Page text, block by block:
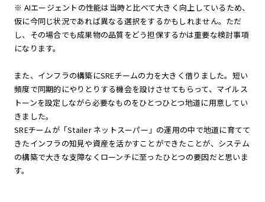
※ AIエージェントの性能は当時と比べて大きく向上しているため、
仮に今同じ状況であれば異なる選択をするかもしれません。ただ
し、その場合でも成果物の品質をどう担保するかは重要な検討事項
になります。
また、インフラの構築にSREチームの力を大きく借りました。短い
頻度で同期的にやりとりする機会を設けさせてもらって、マイルス
トーンを設定しながら必要なものをひとつひとつ地道に用意してい
きました。
SREチームが「Stailer ネットスーパー」の運用の中で地道に育てて
きたインフラの知見や資産を活かすことができたことが、システム
の構築で大きな支障なくローンチに至ったひとつの要因だと思いま
す。